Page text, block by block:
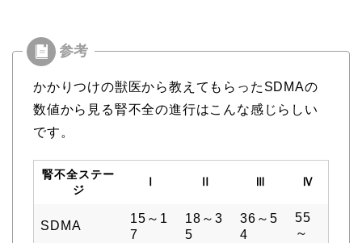
かかりつけの獣医から教えてもらったSDMAの
数値から見る腎不全の進行はこんな感じらしい
です。
腎不全ステー
ジ
Ⅰ Ⅱ Ⅲ Ⅳ
SDMA
15～1
7
18～3
5
36～5
4
55
～